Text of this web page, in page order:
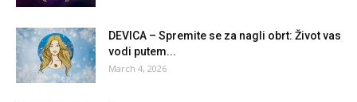
DEVICA – Spremite se za nagli obrt: Život vas
vodi putem...
March 4, 2026